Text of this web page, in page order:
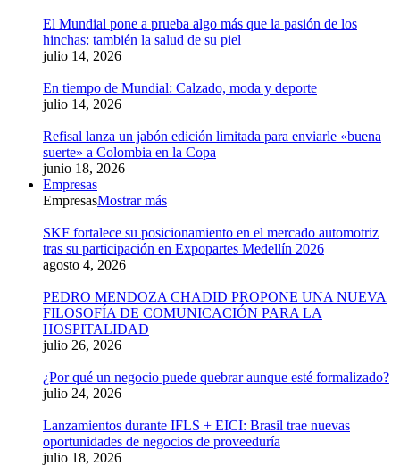
El Mundial pone a prueba algo más que la pasión de los
hinchas: también la salud de su piel
julio 14, 2026
En tiempo de Mundial: Calzado, moda y deporte
julio 14, 2026
Refisal lanza un jabón edición limitada para enviarle «buena
suerte» a Colombia en la Copa
junio 18, 2026
Empresas
EmpresasMostrar más
SKF fortalece su posicionamiento en el mercado automotriz
tras su participación en Expopartes Medellín 2026
agosto 4, 2026
PEDRO MENDOZA CHADID PROPONE UNA NUEVA
FILOSOFÍA DE COMUNICACIÓN PARA LA
HOSPITALIDAD
julio 26, 2026
¿Por qué un negocio puede quebrar aunque esté formalizado?
julio 24, 2026
Lanzamientos durante IFLS + EICI: Brasil trae nuevas
oportunidades de negocios de proveeduría
julio 18, 2026